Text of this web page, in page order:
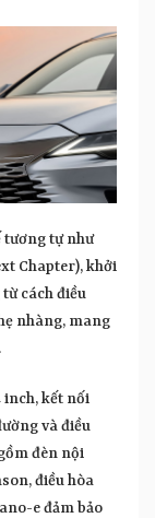
tương tự như
Chapter), khởi
cách điều
nhàng, mang
kết nối
và điều
đèn nội
điều hòa
e đảm bảo